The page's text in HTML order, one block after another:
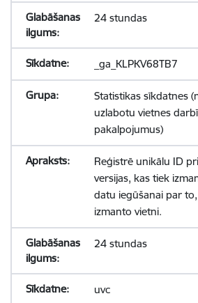
24 stundas
_ga_KLPKV68TB7
Statistikas sīkdatnes
uzlabotu vietnes
pakalpojumus)
Reģistrē unikālu ID
versijas, kas tiek
datu iegūšanai par
izmanto vietni.
24 stundas
uvc